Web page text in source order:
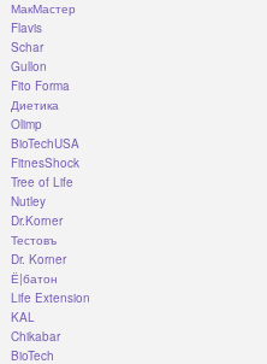
МакМастер
Flavis
Schar
Gullon
Fito Forma
Диетика
Olimp
BioTechUSA
FitnesShock
Tree of Life
Nutley
Dr.Korner
Тестовъ
Dr. Korner
Ё|батон
Life Extension
KAL
Chikabar
BioTech